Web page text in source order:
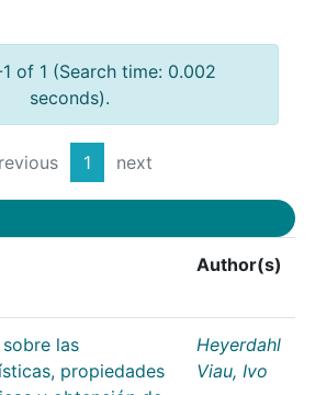
1 of 1 (Search time: 0.002
seconds).
1 next
Author(s)
las
propiedades
Heyerdahl
Viau, Ivo